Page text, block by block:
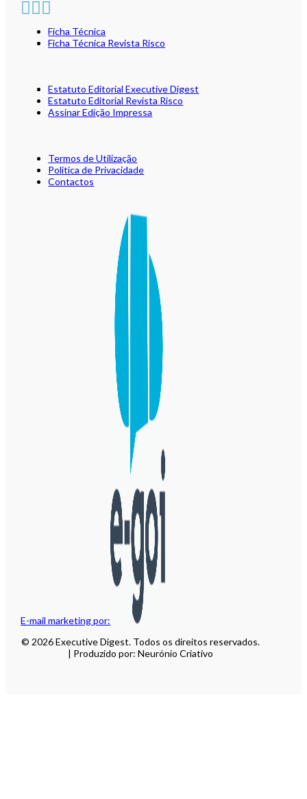
E-mail marketing por:
Ficha Técnica
Ficha Técnica Revista Risco
Estatuto Editorial Executive Digest
Estatuto Editorial Revista Risco
Assinar Edição Impressa
Termos de Utilização
Política de Privacidade
Contactos
© 2026 Executive Digest. Todos os direitos reservados.
| Produzido por: Neurónio Criativo